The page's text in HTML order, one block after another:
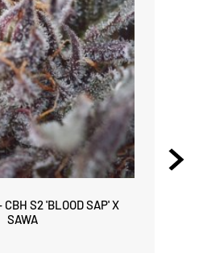
CBH S2 'BLOOD SAP' X
SAWA